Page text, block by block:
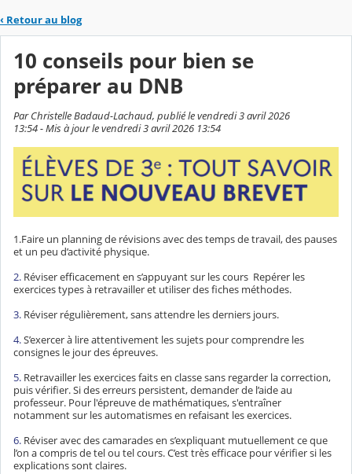
‹ Retour au blog
10 conseils pour bien se
préparer au DNB
Par Christelle Badaud-Lachaud, publié le vendredi 3 avril 2026
13:54 - Mis à jour le vendredi 3 avril 2026 13:54
1.Faire un planning de révisionsavec des temps de travail, des pauses
et un peu d’activité physique.
2. Réviser efficacementen s’appuyant sur les cours Repérer les
exercices types à retravailler et utiliser des fiches méthodes.
3. Réviser régulièrement,sans attendre les derniers jours.
4.S’exercer à lire attentivement les sujets pour comprendre les
consignes le jour des épreuves.
5. Retravailler les exercices faits en classesans regarder la correction,
puis vérifier. Si des erreurs persistent, demander de l’aide au
professeur. Pour l'épreuve de mathématiques,s'entraîner
notamment sur lesautomatismesen refaisant les exercices.
6. Réviser avec des camaradesen s’expliquant mutuellement ce que
l’on a compris de tel ou tel cours. C’est très efficace pour vérifier si les
explications sont claires.